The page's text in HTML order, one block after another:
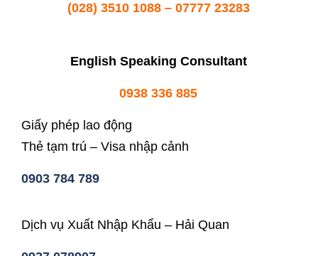
(028) 3510 1088 – 07777 23283
English Speaking Consultant
0938 336 885
Giấy phép lao động
Thẻ tạm trú – Visa nhập cảnh
0903 784 789
Dịch vụ Xuất Nhập Khẩu – Hải Quan